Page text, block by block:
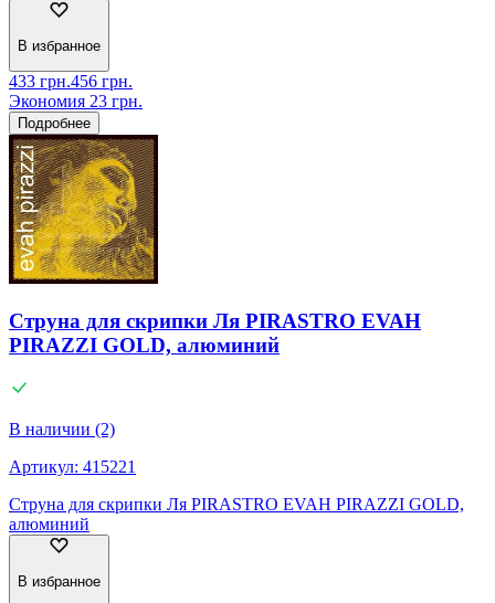
В избранное
433 грн.456 грн.
Экономия 23 грн.
Подробнее
Струна для скрипки Ля PIRASTRO EVAH
PIRAZZI GOLD, алюминий
В наличии (2)
Артикул: 415221
Струна для скрипки Ля PIRASTRO EVAH PIRAZZI GOLD,
алюминий
В избранное